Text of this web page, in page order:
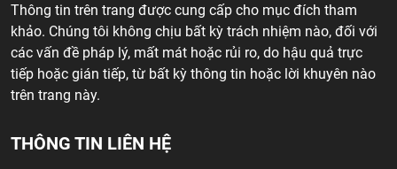
Thông tin trên trang được cung cấp cho mục đích tham
khảo. Chúng tôi không chịu bất kỳ trách nhiệm nào, đối với
các vấn đề pháp lý, mất mát hoặc rủi ro, do hậu quả trực
tiếp hoặc gián tiếp, từ bất kỳ thông tin hoặc lời khuyên nào
trên trang này.
THÔNG TIN LIÊN HỆ